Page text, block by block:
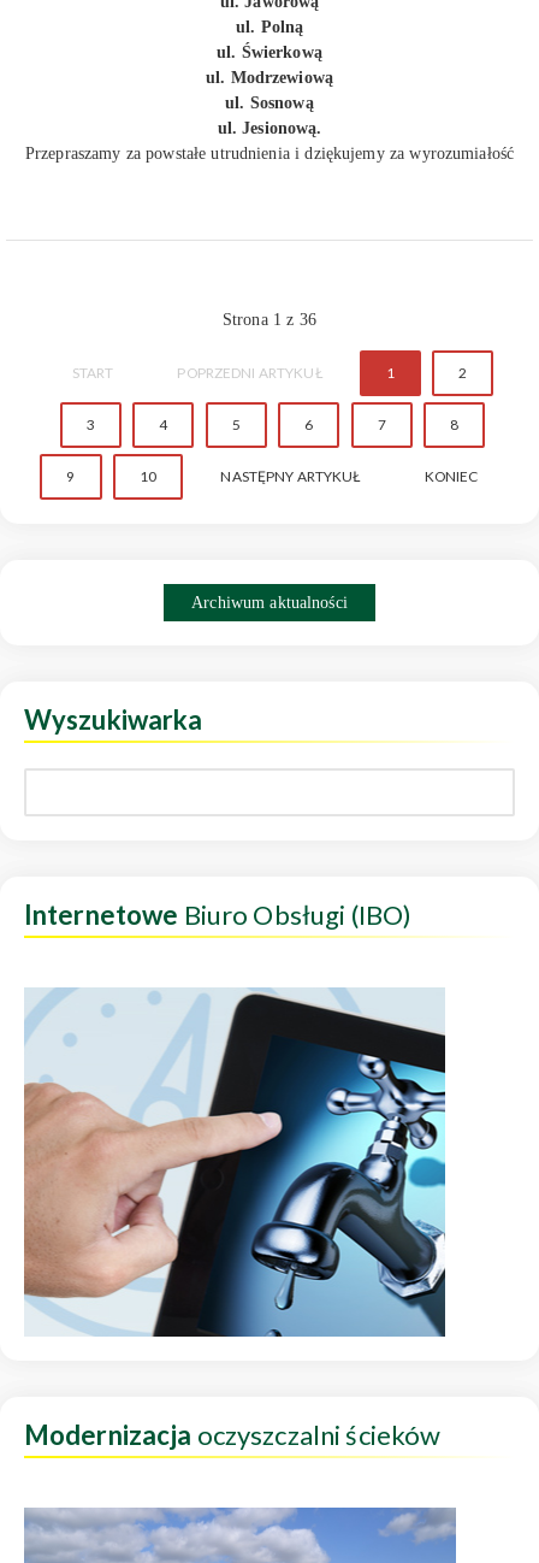
ul. Polną
ul. Świerkową
ul. Modrzewiową
ul. Sosnową
ul. Jesionową.
Przepraszamy za powstałe utrudnienia i dziękujemy za wyrozumiałość
Strona 1 z 36
START POPRZEDNI ARTYKUŁ 1 2
3 4 5 6 7 8
9 10 NASTĘPNY ARTYKUŁ KONIEC
Archiwum aktualności
Wyszukiwarka
Internetowe Biuro Obsługi (IBO)
Modernizacja oczyszczalni ścieków